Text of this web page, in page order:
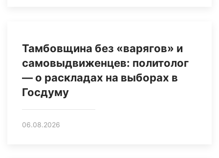
Тамбовщина без «варягов» и
самовыдвиженцев: политолог
— о раскладах на выборах в
Госдуму
06.08.2026